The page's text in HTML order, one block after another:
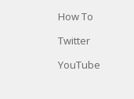
How To
Twitter
YouTube